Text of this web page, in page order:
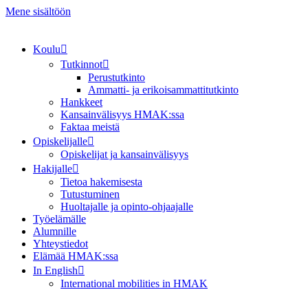
Mene sisältöön
Koulu
Tutkinnot
Perustutkinto
Ammatti- ja erikoisammattitutkinto
Hankkeet
Kansainvälisyys HMAK:ssa
Faktaa meistä
Opiskelijalle
Opiskelijat ja kansainvälisyys
Hakijalle
Tietoa hakemisesta
Tutustuminen
Huoltajalle ja opinto-ohjaajalle
Työelämälle
Alumnille
Yhteystiedot
Elämää HMAK:ssa
In English
International mobilities in HMAK